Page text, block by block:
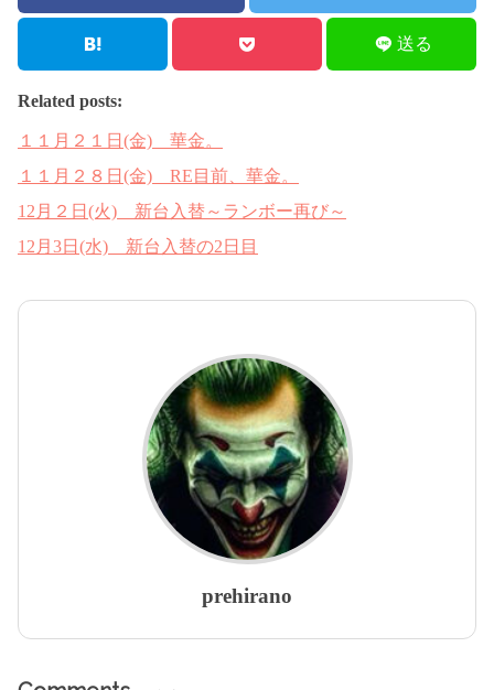
送る
Related posts:
１１月２１日(金) 華金。
１１月２８日(金) RE目前、華金。
12月２日(火) 新台入替～ランボー再び～
12月3日(水) 新台入替の2日目
prehirano